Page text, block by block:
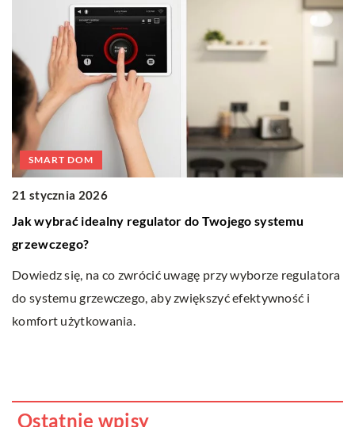
SMART DOM
21 stycznia 2026
Jak wybrać idealny regulator do Twojego systemu
grzewczego?
Dowiedz się, na co zwrócić uwagę przy wyborze regulatora
do systemu grzewczego, aby zwiększyć efektywność i
komfort użytkowania.
Ostatnie wpisy